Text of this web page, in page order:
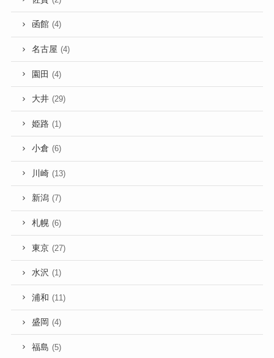
函館 (4)
名古屋 (4)
園田 (4)
大井 (29)
姫路 (1)
小倉 (6)
川崎 (13)
新潟 (7)
札幌 (6)
東京 (27)
水沢 (1)
浦和 (11)
盛岡 (4)
福島 (5)